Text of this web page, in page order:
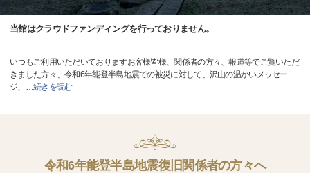
当館はクラウドファンディングを行っておりません。
いつもご利用いただいておりますお客様皆様、関係者の方々、報道等でご覧いただ
きました方々、令和6年能登半島地震での被災に対して、沢山の温かいメッセー
ジ、 …続きを読む
令和6年能登半島地震復旧関係者の方々へ